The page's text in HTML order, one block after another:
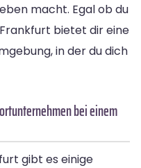
macht. Egal ob du
bietet dir eine
in der du dich
bei einem
gibt es einige